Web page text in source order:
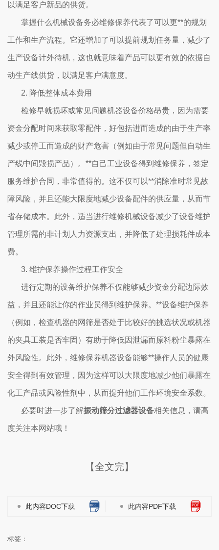
以满足客户新品的供货。
掌握什么机械设备务必维修保养代表了可以更**的规划
工作和生产流程。它还增加了可以提前规划任务量，减少了
生产设备计外待机，这也就意味着产品可以更有效的依据自
动生产线供货，以满足客户满意度。
2. 降低整体成本费用
检修早就损坏或常见问题机器设备价格昂贵，因为需要
资金分配时间来获取零配件，好包括进而造成的由于生产率
减少或停工而造成的财产危害（例如由于常见问题但自动生
产线中间毁损产品）。**自己工业设备得到维修保养，签定
服务维护合同，非常值得的。这不仅可以**消除准时常见故
障风险，并且还能大限度地减少设备配件的供应量，从而节
省存储成本。此外，适当进行维修机械设备减少了设备维护
管理所需的非计划人力资源支出，并降低了处理损耗件成本
费。
3. 维护保养操作过程工作安全
进行定期的设备维护保养不仅能够减少资金分配边际效
益，并且还能让你的作业员得到维护保养。**设备维护保养
（例如，检查机器的网筛是否处于比较好的挑选状况或机器
的夹具工装是否牢固）有助于降低因泄漏而原料粉尘暴露在
外风险性。此外，维修保养机器设备能够**操作人员的健康
安全得到有效管理，因为这样可以大限度地减少他们暴露在
化工产品或风险性剂中，从而提升他们工作环境安全系数。
必要时进一步了解振动筛分过滤器设备相关信息，请高
度关注本网站哦！
【全文完】
此内容DOC下载 此内容PDF下载
标签：